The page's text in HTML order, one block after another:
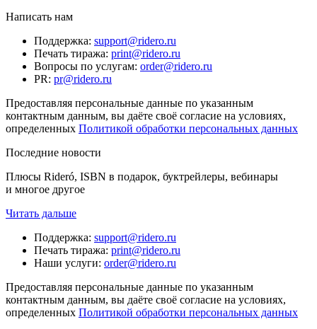
Написать нам
Поддержка: support@ridero.ru
Печать тиража: print@ridero.ru
Вопросы по услугам: order@ridero.ru
PR: pr@ridero.ru
Предоставляя персональные данные по указанным
контактным данным, вы даёте своё согласие на условиях,
определенных Политикой обработки персональных данных
Последние новости
Плюсы Rideró, ISBN в подарок, буктрейлеры, вебинары
и многое другое
Читать дальше
Поддержка: support@ridero.ru
Печать тиража: print@ridero.ru
Наши услуги: order@ridero.ru
Предоставляя персональные данные по указанным
контактным данным, вы даёте своё согласие на условиях,
определенных Политикой обработки персональных данных